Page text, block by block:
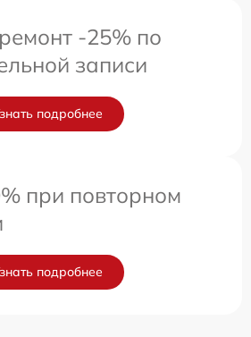
-25% по
записи
подробнее
при повторном
подробнее